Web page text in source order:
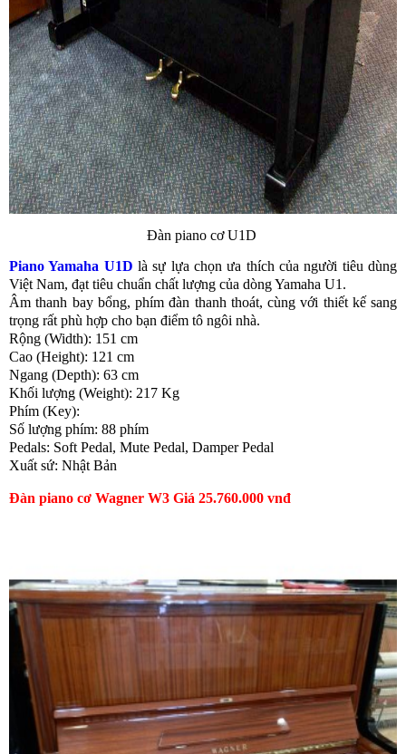
Đàn piano cơ U1D
Piano Yamaha U1D là sự lựa chọn ưa thích của người tiêu dùng
Việt Nam, đạt tiêu chuẩn chất lượng của dòng Yamaha U1.
Âm thanh bay bổng, phím đàn thanh thoát, cùng với thiết kế sang
trọng rất phù hợp cho bạn điểm tô ngôi nhà.
Rộng (Width): 151 cm
Cao (Height): 121 cm
Ngang (Depth): 63 cm
Khối lượng (Weight): 217 Kg
Phím (Key):
Số lượng phím: 88 phím
Pedals: Soft Pedal, Mute Pedal, Damper Pedal
Xuất sứ: Nhật Bản
Đàn piano cơ Wagner W3 Giá 25.760.000 vnđ